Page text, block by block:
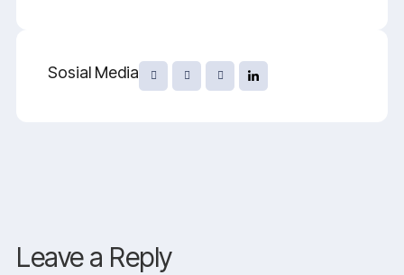
Sosial Media
Leave a Reply